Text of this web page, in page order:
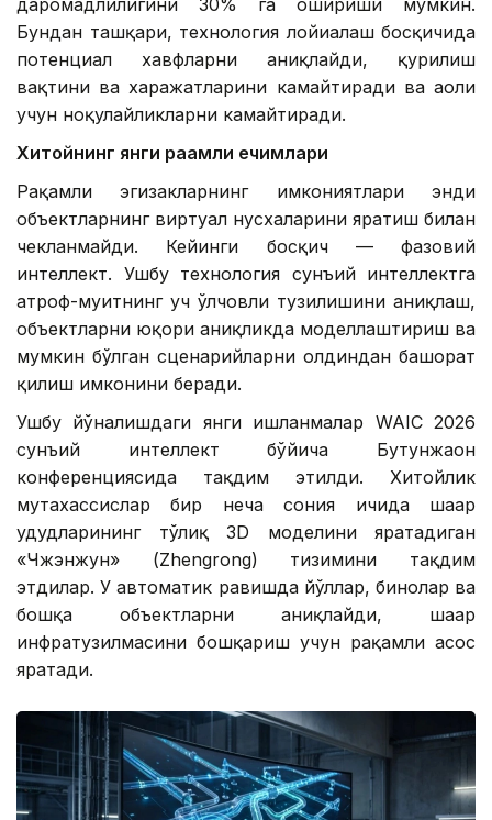
Бундан ташқари, технология лойиҳалаш босқичида
потенциал хавфларни аниқлайди, қурилиш
вақтини ва харажатларини камайтиради ва аҳоли
учун ноқулайликларни камайтиради.
Хитойнинг янги рақамли ечимлари
Рақамли эгизакларнинг имкониятлари энди
объектларнинг виртуал нусхаларини яратиш билан
чекланмайди. Кейинги босқич — фазовий
интеллект. Ушбу технология сунъий интеллектга
атроф-муҳитнинг уч ўлчовли тузилишини аниқлаш,
объектларни юқори аниқликда моделлаштириш ва
мумкин бўлган сценарийларни олдиндан башорат
қилиш имконини беради.
Ушбу йўналишдаги янги ишланмалар WAIC 2026
сунъий интеллект бўйича Бутунжаҳон
конференциясида тақдим этилди. Хитойлик
мутахассислар бир неча сония ичида шаҳар
ҳудудларининг тўлиқ 3D моделини яратадиган
«Чжэнжун» (Zhengrong) тизимини тақдим
этдилар. У автоматик равишда йўллар, бинолар ва
бошқа объектларни аниқлайди, шаҳар
инфратузилмасини бошқариш учун рақамли асос
яратади.